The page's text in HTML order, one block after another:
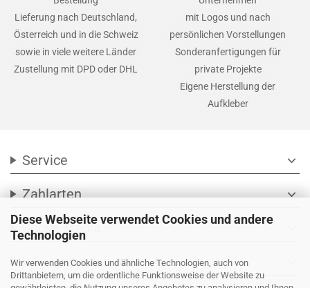
Diese Webseite verwendet Cookies und andere
Technologien
Wir verwenden Cookies und ähnliche Technologien, auch von
Drittanbietern, um die ordentliche Funktionsweise der Website zu
Lieferung nach Deutschland,
Österreich und in die Schweiz
sowie in viele weitere Länder
Zustellung mit DPD oder DHL
mit Logos und nach
persönlichen Vorstellungen
Sonderanfertigungen für
private Projekte
Eigene Herstellung der
Aufkleber
Service expand_more
Zahlarten expand_more
Social Media
Wir versenden mit